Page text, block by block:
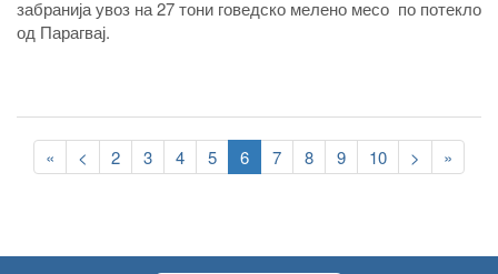
забранија увоз на 27 тони говедско мелено месо по потекло
од Парагвај.
Pagination
First
page
«
Previous
page
< Page
2 Page
3 Page
4 Page
5
Current
page
6 Page
7 Page
8 Page
9 Page
10
Следна
страна
>
Last
page
»